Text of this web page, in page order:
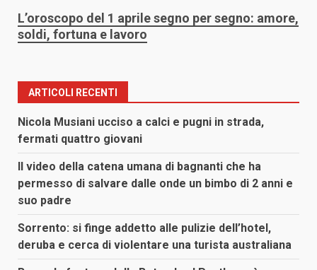
L’oroscopo del 1 aprile segno per segno: amore,
soldi, fortuna e lavoro
ARTICOLI RECENTI
Nicola Musiani ucciso a calci e pugni in strada,
fermati quattro giovani
Il video della catena umana di bagnanti che ha
permesso di salvare dalle onde un bimbo di 2 anni e
suo padre
Sorrento: si finge addetto alle pulizie dell’hotel,
deruba e cerca di violentare una turista australiana